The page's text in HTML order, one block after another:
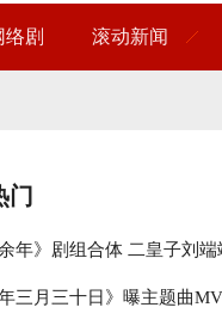
络剧 滚动新闻
门
余年》剧组合体 二皇子刘
年三月三十日》曝主题曲